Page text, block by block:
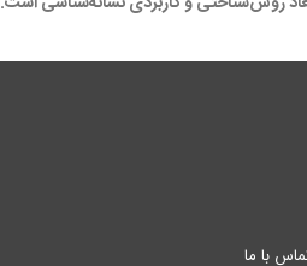
با ما